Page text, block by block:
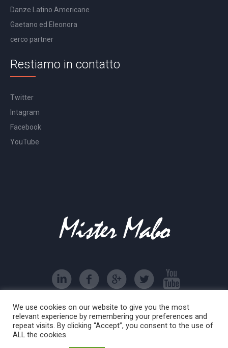
Danze Latino Americane
Gaetano ed Eleonora
cerco partner
Restiamo in contatto
Twitter
Intagram
Facebook
YouTube
associazione sportiva dilettantistica Mister Mabo © 2016
| All Rights Reserved
We use cookies on our website to give you the most
relevant experience by remembering your preferences and
repeat visits. By clicking “Accept”, you consent to the use of
ALL the cookies.